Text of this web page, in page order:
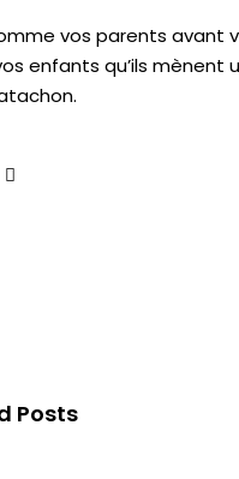
vos parents avant
enfants qu’ils mènent
Posts